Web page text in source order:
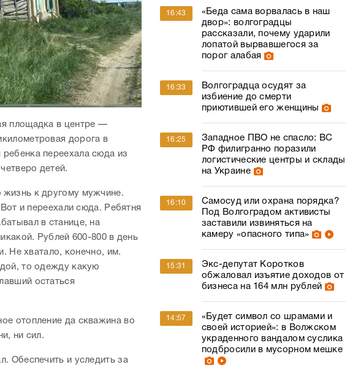
площадка в центре —
дорога в
переехала сюда из
детей.
к другому мужчине.
и переехали сюда. Ребятня
в станице, на
Рублей 600-800 в день
Не хватало, конечно, им.
то одежду какую
остаться
отопление да скважина во
ни сил.
Обеспечить и уследить за
16:43
«Беда сама ворвалась в наш
двор»: волгоградцы
рассказали, почему ударили
лопатой вырвавшегося за
порог алабая
16:33
Волгоградца осудят за
избиение до смерти
приютившей его женщины
16:25
Западное ПВО не спасло: ВС
РФ филигранно поразили
логистические центры и склады
на Украине
16:10
Самосуд или охрана порядка?
Под Волгоградом активисты
заставили извиняться на
камеру «опасного типа»
15:31
Экс-депутат Коротков
обжаловал изъятие доходов от
бизнеса на 164 млн рублей
14:57
«Будет символ со шрамами и
своей историей»: в Волжском
украденного вандалом суслика
подбросили в мусорном мешке